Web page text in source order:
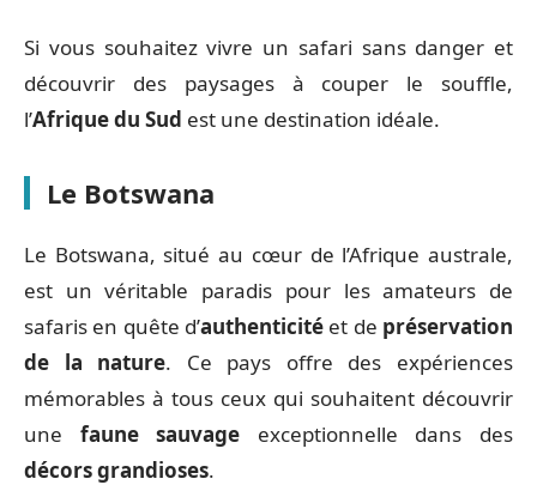
Si vous souhaitez vivre un safari sans danger et
découvrir des paysages à couper le souffle,
l’Afrique du Sud est une destination idéale.
Le Botswana
Le Botswana, situé au cœur de l’Afrique australe,
est un véritable paradis pour les amateurs de
safaris en quête d’authenticité et de préservation
de la nature. Ce pays offre des expériences
mémorables à tous ceux qui souhaitent découvrir
une faune sauvage exceptionnelle dans des
décors grandioses.